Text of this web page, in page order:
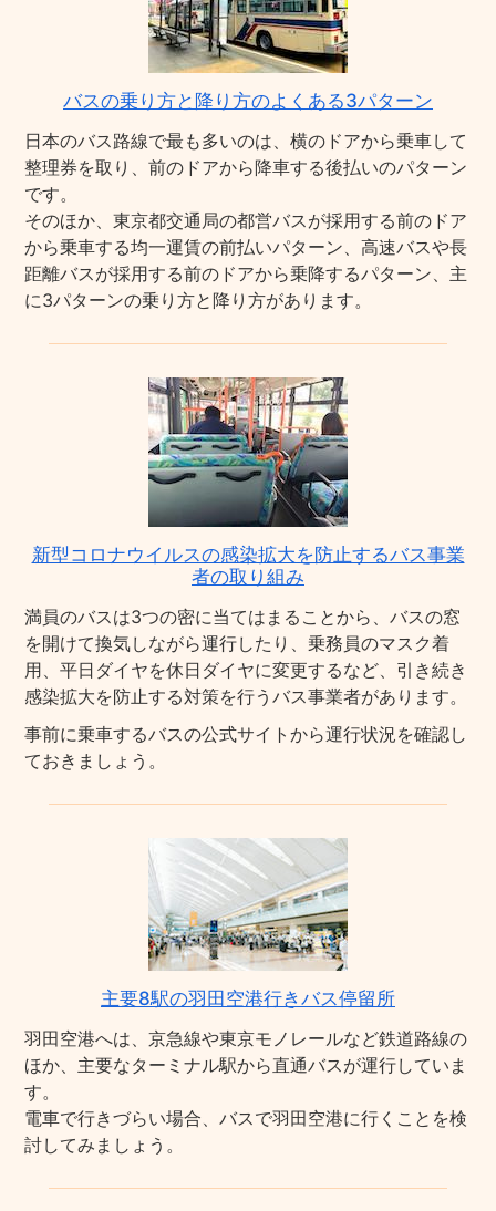
バスの乗り方と降り方のよくある3パターン
日本のバス路線で最も多いのは、横のドアから乗車して
整理券を取り、前のドアから降車する後払いのパターン
です。
そのほか、東京都交通局の都営バスが採用する前のドア
から乗車する均一運賃の前払いパターン、高速バスや長
距離バスが採用する前のドアから乗降するパターン、主
に3パターンの乗り方と降り方があります。
新型コロナウイルスの感染拡大を防止するバス事業
者の取り組み
満員のバスは3つの密に当てはまることから、バスの窓
を開けて換気しながら運行したり、乗務員のマスク着
用、平日ダイヤを休日ダイヤに変更するなど、引き続き
感染拡大を防止する対策を行うバス事業者があります。
事前に乗車するバスの公式サイトから運行状況を確認し
ておきましょう。
主要8駅の羽田空港行きバス停留所
羽田空港へは、京急線や東京モノレールなど鉄道路線の
ほか、主要なターミナル駅から直通バスが運行していま
す。
電車で行きづらい場合、バスで羽田空港に行くことを検
討してみましょう。